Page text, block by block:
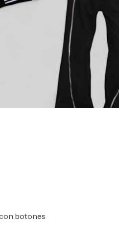
botones